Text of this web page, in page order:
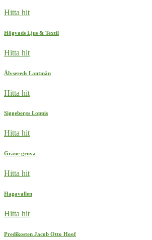
Hitta hit
Högvads Ljus & Textil
Hitta hit
Älvsereds Lantmän
Hitta hit
Siggebergs Loppis
Hitta hit
Gräne gruva
Hitta hit
Hagavallen
Hitta hit
Predikosten Jacob Otto Hoof